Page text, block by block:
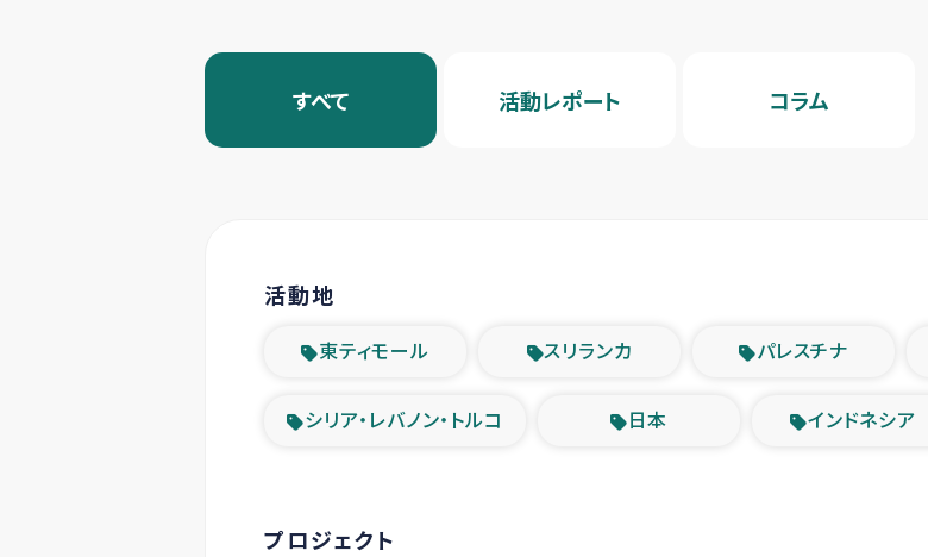
すべて 活動レポート コラム
活動地
東ティモール スリランカ パレスチナ
シリア・レバノン・トルコ 日本 インドネシア
プロジェクト